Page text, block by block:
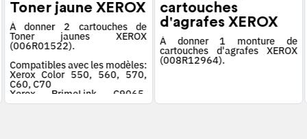
Toner jaune XEROX
À donner 2 cartouches de
Toner jaunes XEROX
(006R01522).
Compatibles avec les modèles:
Xerox Color 550, 560, 570,
C60, C70
Xerox PrimeLink C9065,
C9070
cartouches
d'agrafes XEROX
À donner 1 monture de
cartouches d'agrafes XEROX
(008R12964).